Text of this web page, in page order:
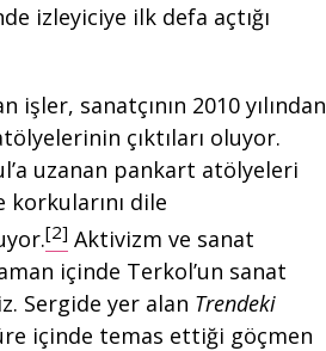
izleyiciye ilk defa açtığı
sanatçının 2010 yılından
çıktıları oluyor.
uzanan pankart atölyeleri
korkularını dile
[2] Aktivizm ve sanat
içinde Terkol’un sanat
Sergide yer alan Trendeki
içinde temas ettiği göçmen